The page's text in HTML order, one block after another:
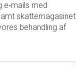
e‑mails med
skattemagasinet
behandling af